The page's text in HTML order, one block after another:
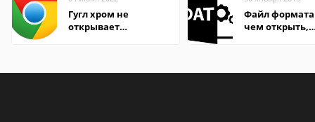
Гугл хром не
открывает
Файл формата
чем открыть,